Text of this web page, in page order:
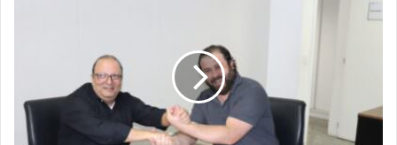
DO
MERCADO